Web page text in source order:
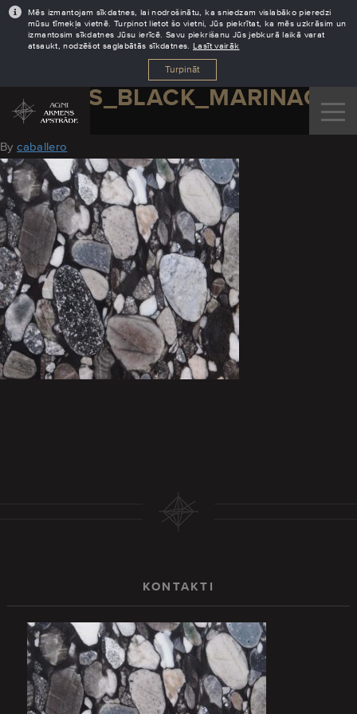
Mēs izmantojam sīkdatnes, lai nodrošinātu, ka sniedzam vislabāko pieredzi
mūsu tīmekļa vietnē. Turpinot lietot šo vietni, Jūs piekrītat, ka mēs uzkrāsim un
izmantosim sīkdatnes Jūsu ierīcē. Savu piekrišanu Jūs jebkurā laikā varat
atsaukt, nodzēšot saglabātās sīkdatnes. Lasīt vairāk
Turpināt
GRANITS_BLACK_MARINACE
August 11, 2016
Bycaballero
KONTAKTI